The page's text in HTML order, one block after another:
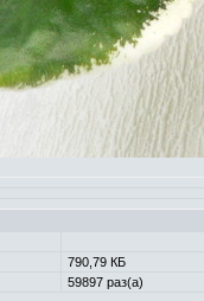
790,79 КБ
59897 раз(а)